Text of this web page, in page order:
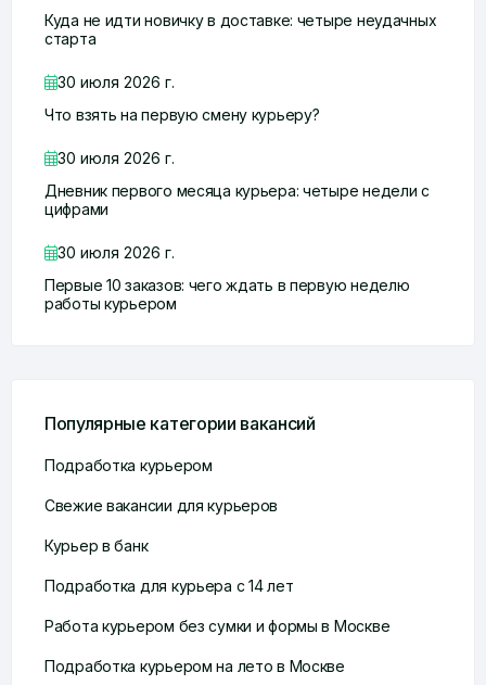
Куда не идти новичку в доставке: четыре неудачных
старта
30 июля 2026 г.
Что взять на первую смену курьеру?
30 июля 2026 г.
Дневник первого месяца курьера: четыре недели с
цифрами
30 июля 2026 г.
Первые 10 заказов: чего ждать в первую неделю
работы курьером
Популярные категории вакансий
Подработка курьером
Свежие вакансии для курьеров
Курьер в банк
Подработка для курьера с 14 лет
Работа курьером без сумки и формы в Москве
Подработка курьером на лето в Москве